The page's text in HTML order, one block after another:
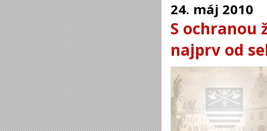
24. máj 2010
S ochranou
najprv od